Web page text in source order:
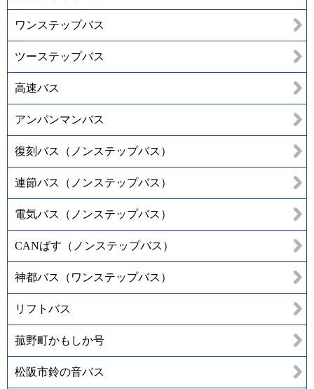
ワンステップバス
ツーステップバス
高速バス
アンパンマンバス
復刻バス（ノンステップバス）
連節バス（ノンステップバス）
電気バス（ノンステップバス）
CANばす（ノンステップバス）
神都バス（ワンステップバス）
リフトバス
菰野町かもしか号
松阪市鈴の音バス